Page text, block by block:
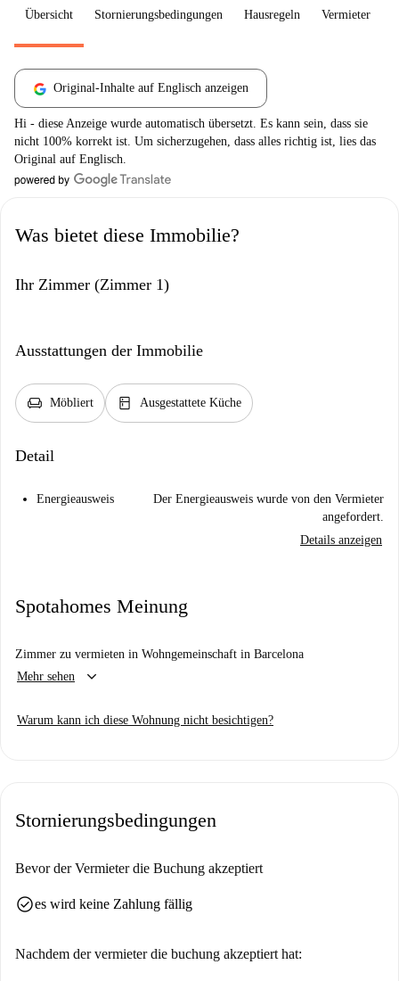
Übersicht Stornierungsbedingungen Hausregeln Vermieter
Original-Inhalte auf Englisch anzeigen
Hi - diese Anzeige wurde automatisch übersetzt. Es kann sein, dass sie
nicht 100% korrekt ist. Um sicherzugehen, dass alles richtig ist, lies das
Original auf Englisch.
Was bietet diese Immobilie?
Ihr Zimmer (Zimmer 1)
Ausstattungen der Immobilie
chair Möbliert kitchen Ausgestattete Küche
Detail
Energieausweis
Der Energieausweis wurde von den Vermieter
angefordert.
Details anzeigen
Spotahomes Meinung
Zimmer zu vermieten in Wohngemeinschaft in Barcelona
Mehr sehen
keyboard_arrow_down
Warum kann ich diese Wohnung nicht besichtigen?
Stornierungsbedingungen
Bevor der Vermieter die Buchung akzeptiert
check_circlees wird keine Zahlung fällig
Nachdem der vermieter die buchung akzeptiert hat: